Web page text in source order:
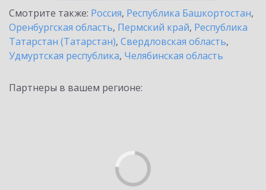
Смотрите также: Россия, Республика Башкортостан,
Оренбургская область, Пермский край, Республика
Татарстан (Татарстан), Свердловская область,
Удмуртская республика, Челябинская область
Партнеры в вашем регионе: